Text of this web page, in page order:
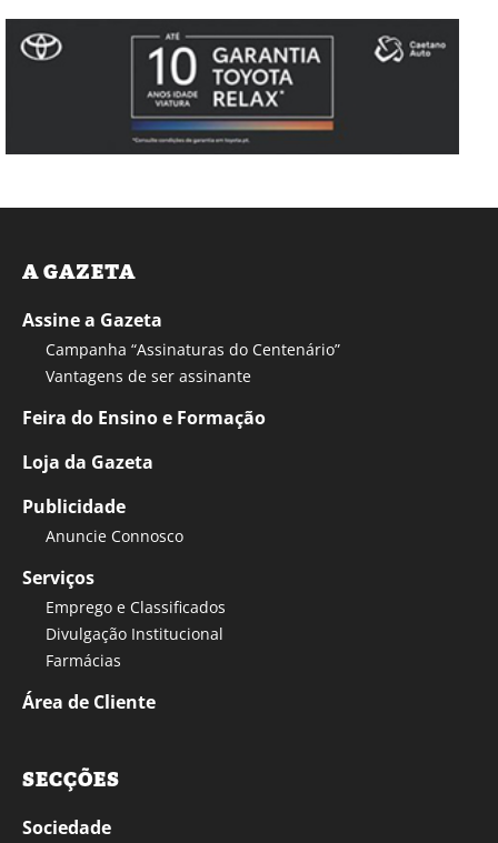
A GAZETA
Assine a Gazeta
Campanha “Assinaturas do Centenário”
Vantagens de ser assinante
Feira do Ensino e Formação
Loja da Gazeta
Publicidade
Anuncie Connosco
Serviços
Emprego e Classificados
Divulgação Institucional
Farmácias
Área de Cliente
SECÇÕES
Sociedade